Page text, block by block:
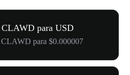
CLAWD para USD
CLAWD para $0.000007